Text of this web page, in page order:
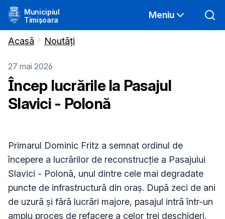
Municipiul
Timișoara
Meniu
Acasă Noutăți
27 mai 2026
Încep lucrările la Pasajul
Slavici - Polonă
Primarul Dominic Fritz a semnat ordinul de
începere a lucrărilor de reconstrucție a Pasajului
Slavici - Polonă, unul dintre cele mai degradate
puncte de infrastructură din oraș. După zeci de ani
de uzură și fără lucrări majore, pasajul intră într-un
amplu proces de refacere a celor trei deschideri,